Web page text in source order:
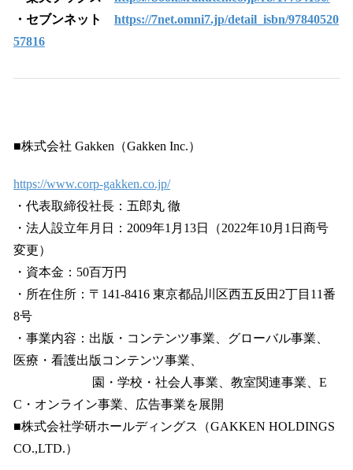
・セブンネット https://7net.omni7.jp/detail_isbn/97840520
57816
■株式会社 Gakken（Gakken Inc.）
https://www.corp-gakken.co.jp/
・代表取締役社長：五郎丸 徹
・法人設立年月日：2009年1月13日（2022年10月1日商号
変更）
・資本金：50百万円
・所在住所：〒141-8416 東京都品川区西五反田2丁目11番
8号
・事業内容：出版・コンテンツ事業、グローバル事業、
医療・看護出版コンテンツ事業、
園・学校・社会人事業、教室関連事業、E
C・オンライン事業、広告事業を展開
■株式会社学研ホールディングス（GAKKEN HOLDINGS
CO.,LTD.）